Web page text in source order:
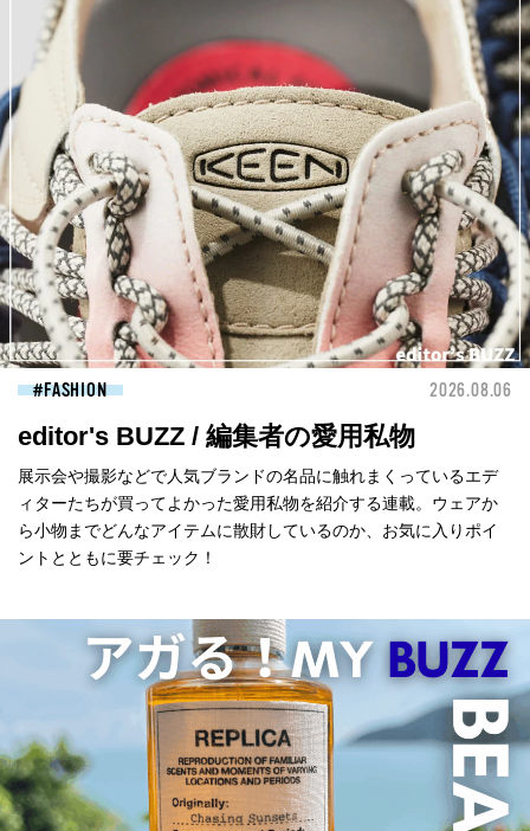
FASHION 2026.08.06
editor's BUZZ / 編集者の愛用私物
展示会や撮影などで人気ブランドの名品に触れまくっているエデ
ィターたちが買ってよかった愛用私物を紹介する連載。ウェアか
ら小物までどんなアイテムに散財しているのか、お気に入りポイ
ントとともに要チェック！